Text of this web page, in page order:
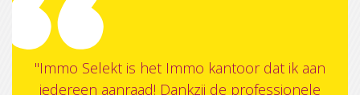
"Immo Selekt is het Immo kantoor dat ik aan
iedereen aanraad! Dankzij de professionele